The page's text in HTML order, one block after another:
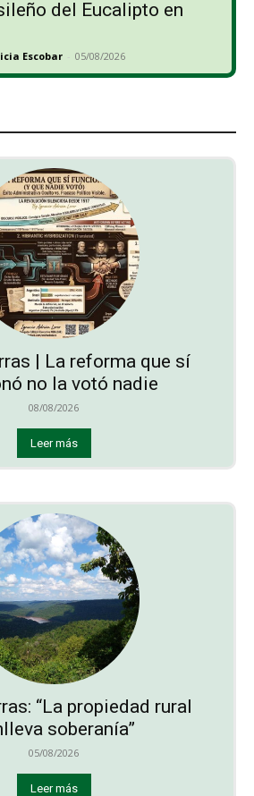
del Eucalipto en
Escobar - 05/08/2026
| La reforma que sí
no la votó nadie
08/08/2026
Leer más
“La propiedad rural
soberanía”
05/08/2026
Leer más